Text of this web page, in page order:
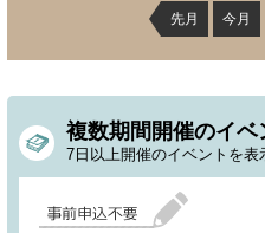
先月 今月
複数期間開催のイベ
7日以上開催のイベントを表